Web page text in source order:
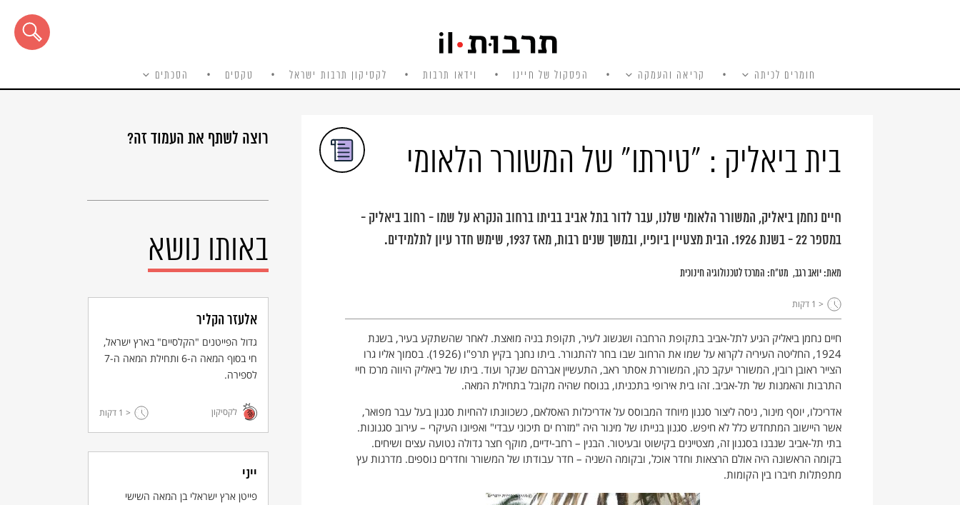
חומרים לכיתה קריאה והעמקה הפסקול של חיינו וידאו תרבות לקסיקון תרבות ישראל טקסים הסכתים
בית ביאליק : "טירתו" של המשורר הלאומי
חיים נחמן ביאליק, המשורר הלאומי שלנו, עבר לדור בתל אביב בביתו ברחוב הנקרא על שמו - רחוב ביאליק -
במספר 22 - בשנת 1926. הבית מצטיין ביופיו, ובמשך שנים רבות, מאז 1937, שימש חדר עיון לתלמידים.
מאת:יואב רגב מט"ח: המרכז לטכנולוגיה חינוכית
< 1 דקות
חיים נחמן ביאליק הגיע לתל-אביב בתקופת הרחבה ושגשוג לעיר, תקופת בניה מואצת. לאחר שהשתקע בעיר, בשנת
1924, החליטה העיריה לקרוא על שמו את הרחוב שבו בחר להתגורר. ביתו נחנך בקיץ תרפ"ו (1926). בסמוך אליו גרו
הצייר ראובן רובין, המשורר יעקב כהן, המשוררת אסתר ראב, התעשיין אברהם שנקר ועוד. ביתו של ביאליק היווה מרכז חיי
התרבות והאמנות של תל-אביב. זהו בית אירופי בתכניתו, בנוסח שהיה מקובל בתחילת המאה.
אדריכלו, יוסף מינור, ניסה ליצור סגנון מיוחד המבוסס על אדריכלות האסלאם, כשכוונתו להחיות סגנון בעל עבר מפואר,
אשר היישוב המתחדש כלל לא חיפש. סגנון בנייתו של מינור היה "מזרח ים תיכוני עבדי" ואפיונו העיקרי – עירוב סגנונות.
בתי תל-אביב שנבנו בסגנון זה, מצטיינים בקישוט ובעיטור. הבנין – רחב-ידיים, מוקף חצר גדולה נטועה עצים ושיחים.
בקומה הראשונה היה אולם הרצאות וחדר אוכל, ובקומה השניה – חדר עבודתו של המשורר וחדרים נוספים. מדרגות עץ
מתפתלות חיברו בין הקומות.
רוצה לשתף את העמוד זה?
באותו נושא
אלעזר הקליר
גדול הפייטנים "הקלסיים" בארץ ישראל,
חי בסוף המאה ה-6 ותחילת המאה ה-7
לספירה.
לקסיקון < 1 דקות
ייני
פייטן ארץ ישראלי בן המאה השישי